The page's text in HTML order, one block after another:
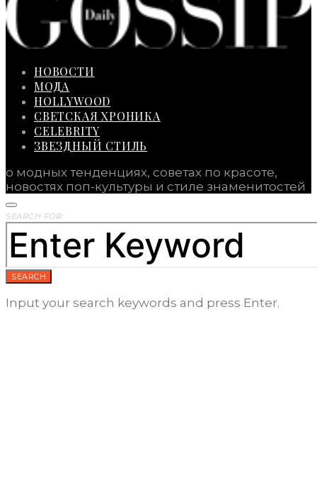
НОВОСТИ
МОДА
HOLLYWOOD
СВЕТСКАЯ ХРОНИКА
CELEBRITY
ЗВЕЗДНЫЙ СТИЛЬ
о модных тенденциях, советах по красоте,
новостях поп-культуры и стиле знаменитостей
SEARCH FOR:
SEARCH
Input your search keywords and press Enter.